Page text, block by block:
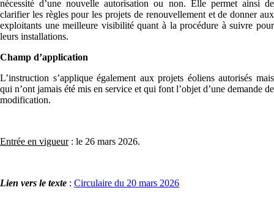
nécessité d’une nouvelle autorisation ou non. Elle permet ainsi de
clarifier les règles pour les projets de renouvellement et de donner aux
exploitants une meilleure visibilité quant à la procédure à suivre pour
leurs installations.
Champ d’application
L’instruction s’applique également aux projets éoliens autorisés mais
qui n’ont jamais été mis en service et qui font l’objet d’une demande de
modification.
Entrée en vigueur: le 26 mars 2026.
Lien vers le texte : Circulaire du 20 mars 2026